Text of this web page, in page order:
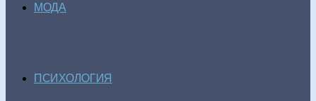
МОДА
ПСИХОЛОГИЯ